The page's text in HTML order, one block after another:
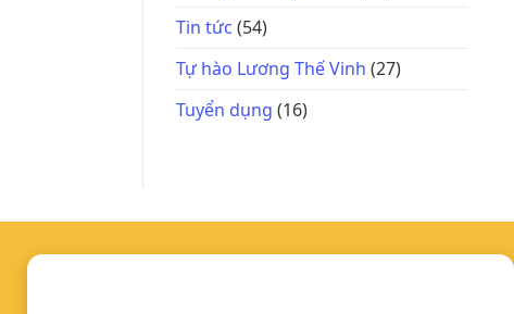
Tin tức (54)
Tự hào Lương Thế Vinh (27)
Tuyển dụng (16)